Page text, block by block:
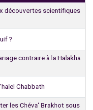
découvertes scientifiques
?
contraire à la Halakha
Chabbath
les Chéva' Brakhot sous